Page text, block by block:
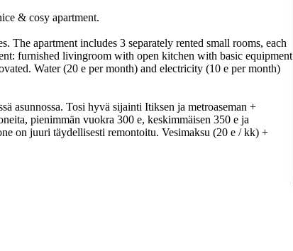
& cosy apartment.
The apartment includes 3 separately rented small rooms, each
furnished livingroom with open kitchen with basic equipment
Water (20 e per month) and electricity (10 e per month)
asunnossa. Tosi hyvä sijainti Itiksen ja metroaseman +
pienimmän vuokra 300 e, keskimmäisen 350 e ja
on juuri täydellisesti remontoitu. Vesimaksu (20 e / kk) +